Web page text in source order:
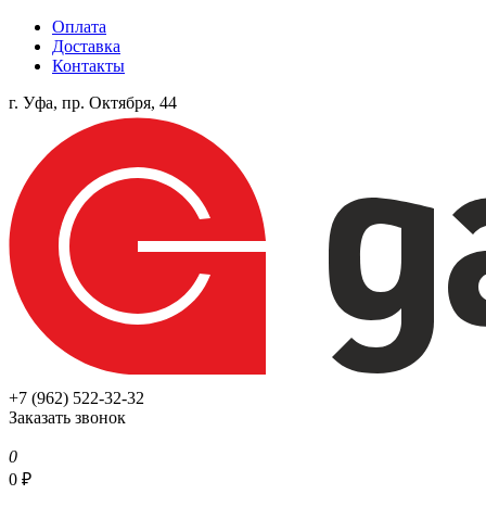
Оплата
Доставка
Контакты
г. Уфа, пр. Октября, 44
+7 (962) 522-32-32
Заказать звонок
0
0 ₽